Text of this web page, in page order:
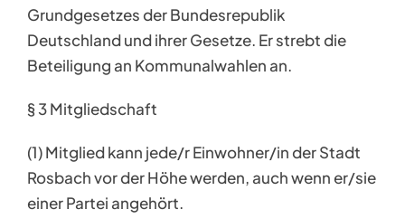
Grundgesetzes der Bundesrepublik
Deutschland und ihrer Gesetze. Er strebt die
Beteiligung an Kommunalwahlen an.
§ 3 Mitgliedschaft
(1) Mitglied kann jede/r Einwohner/in der Stadt
Rosbach vor der Höhe werden, auch wenn er/sie
einer Partei angehört.